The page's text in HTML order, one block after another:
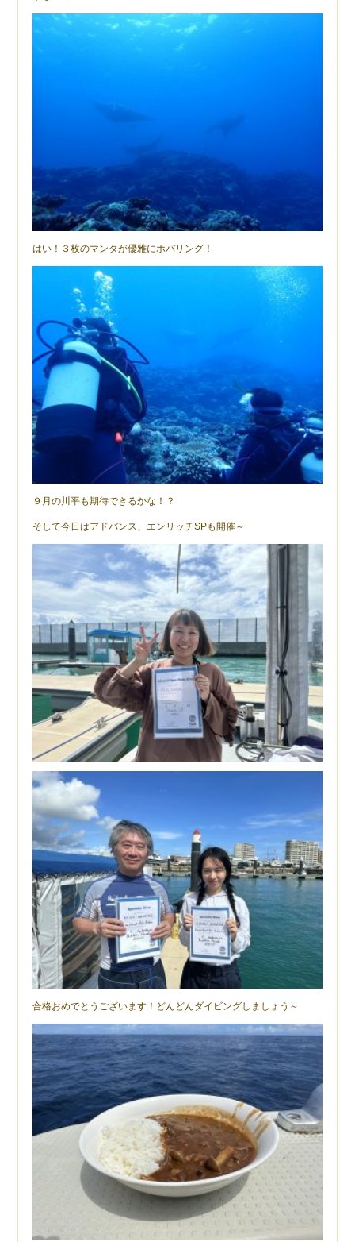
はい！３枚のマンタが優雅にホバリング！
９月の川平も期待できるかな！？
そして今日はアドバンス、エンリッチSPも開催～
合格おめでとうございます！どんどんダイビングしましょう～